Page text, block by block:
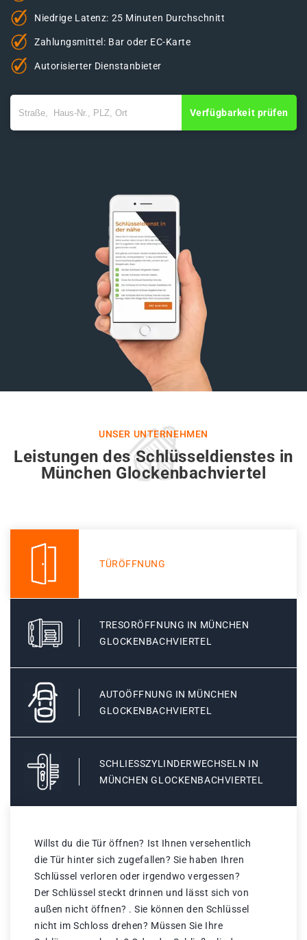
Niedrige Latenz: 25 Minuten Durchschnitt
Zahlungsmittel: Bar oder EC-Karte
Autorisierter Dienstanbieter
Verfügbarkeit prüfen
UNSER UNTERNEHMEN
Leistungen des Schlüsseldienstes in
München Glockenbachviertel
TÜRÖFFNUNG
TRESORÖFFNUNG IN MÜNCHEN
GLOCKENBACHVIERTEL
AUTOÖFFNUNG IN MÜNCHEN
GLOCKENBACHVIERTEL
SCHLIESSZYLINDERWECHSELN IN M
ÜNCHEN GLOCKENBACHVIERTEL
Willst du die Tür öffnen? Ist Ihnen versehentlich
die Tür hinter sich zugefallen? Sie haben Ihren
Schlüssel verloren oder irgendwo vergessen?
Der Schlüssel steckt drinnen und lässt sich von
außen nicht öffnen? . Sie können den Schlüssel
nicht im Schloss drehen? Müssen Sie Ihre